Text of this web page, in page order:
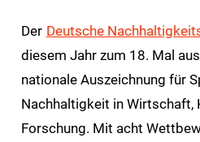
Der Deutsche
diesem Jahr zum 18. Mal
nationale Auszeichnung für
Nachhaltigkeit in Wirtschaft,
Forschung. Mit acht